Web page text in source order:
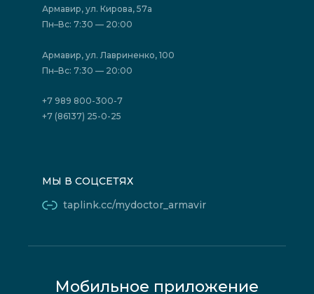
Фотогалерея
Политика конфиденциальности
Акции
Акции
Отзывы
Государственные программы
Юридическим лицам
Армавир, ул. Кирова, 57а
Пн–Вс: 7:30 — 20:00
Армавир, ул. Лавриненко, 100
Пн–Вс: 7:30 — 20:00
+7 989 800-300-7
+7 (86137) 25-0-25
МЫ В СОЦСЕТЯХ
taplink.cc/mydoctor_armavir
Мобильное приложение